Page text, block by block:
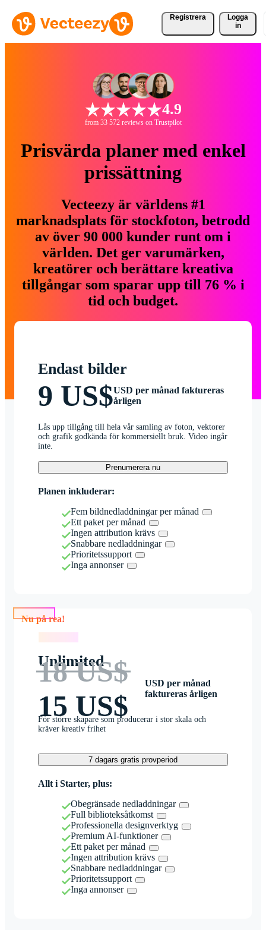
Registrera
Logga
in
4.9
from 33 572 reviews on Trustpilot
Prisvärda planer med enkel
prissättning
Vecteezy är världens #1
marknadsplats för stockfoton, betrodd
av över 90 000 kunder runt om i
världen. Det ger varumärken,
kreatörer och berättare kreativa
tillgångar som sparar upp till 76 % i
tid och budget.
Endast bilder
9 US$USD per månad faktureras
årligen
Lås upp tillgång till hela vår samling av foton, vektorer
och grafik godkända för kommersiellt bruk. Video ingår
inte.
Prenumerera nu
Planen inkluderar:
Fem bildnedladdningar per månad
Ett paket per månad
Ingen attribution krävs
Snabbare nedladdningar
Prioritetssupport
Inga annonser
Nu på rea!
Unlimited
18 US$
15 US$
USD per månad
faktureras årligen
För större skapare som producerar i stor skala och
kräver kreativ frihet
7 dagars gratis provperiod
Allt i Starter, plus:
Obegränsade nedladdningar
Full biblioteksåtkomst
Professionella designverktyg
Premium AI-funktioner
Ett paket per månad
Ingen attribution krävs
Snabbare nedladdningar
Prioritetssupport
Inga annonser